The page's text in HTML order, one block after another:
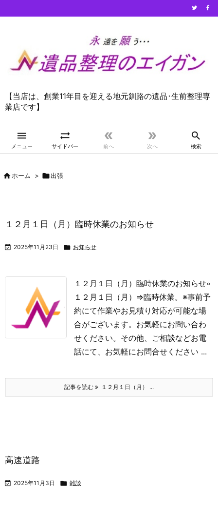
【当店は、創業11年目を迎える地元釧路の遺品･生前整理専
業店です】

メニュー

サイドバー

前へ

次へ

検索
ホーム > 出張
１２月１日（月）臨時休業のお知らせ
 2025年11月23日  お知らせ
１２月１日（月）臨時休業のお知らせ◦
１２月１日（月）⇒臨時休業。 ※事前予
約にて作業やお見積り対応が可能な場
合がございます。お気軽にお問い合わ
せください。その他、ご相談などお電
話にて、お気軽にお問合せください ...
記事を読む １２月１日（月） ...
高速道路
 2025年11月3日  雑談